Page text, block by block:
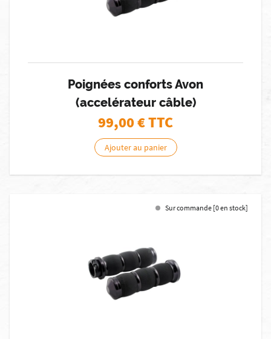
Poignées conforts Avon
(accelérateur câble)
99,00€ TTC
Ajouter au panier
Sur commande [0 en stock]